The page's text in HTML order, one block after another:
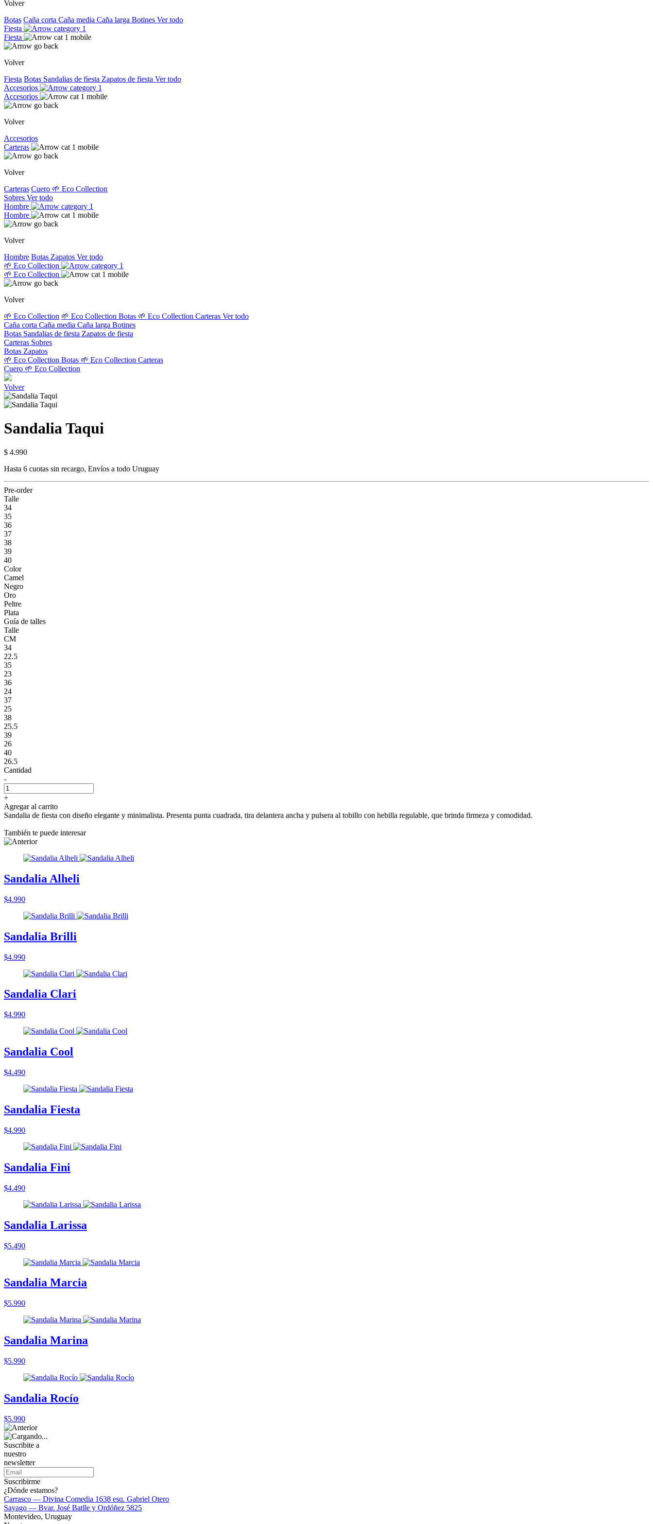
Volver
Botas Caña corta Caña media Caña larga Botines Ver todo
Fiesta
Fiesta
Volver
Fiesta Botas Sandalias de fiesta Zapatos de fiesta Ver todo
Accesorios
Accesorios
Volver
Accesorios
Carteras
Volver
Carteras Cuero 🌱 Eco Collection
Sobres Ver todo
Hombre
Hombre
Volver
Hombre Botas Zapatos Ver todo
🌱 Eco Collection
🌱 Eco Collection
Volver
🌱 Eco Collection 🌱 Eco Collection Botas 🌱 Eco Collection Carteras Ver todo
Caña corta Caña media Caña larga Botines
Botas Sandalias de fiesta Zapatos de fiesta
Carteras Sobres
Botas Zapatos
🌱 Eco Collection Botas 🌱 Eco Collection Carteras
Cuero 🌱 Eco Collection
Volver
Sandalia Taqui
$ 4.990
Hasta 6 cuotas sin recargo, Envíos a todo Uruguay
Pre-order
Talle
34
35
36
37
38
39
40
Color
Camel
Negro
Oro
Peltre
Plata
Guía de talles
Talle
CM
34
22.5
35
23
36
24
37
25
38
25.5
39
26
40
26.5
Cantidad
-
+
Agregar al carrito
Sandalia de fiesta con diseño elegante y minimalista. Presenta punta cuadrada, tira delantera ancha y pulsera al tobillo con hebilla regulable, que brinda firmeza y comodidad.
También te puede interesar
Sandalia Alheli
$4.990
Sandalia Brilli
$4.990
Sandalia Clari
$4.990
Sandalia Cool
$4.490
Sandalia Fiesta
$4.990
Sandalia Fini
$4.490
Sandalia Larissa
$5.490
Sandalia Marcia
$5.990
Sandalia Marina
$5.990
Sandalia Rocío
$5.990
Suscribite a
nuestro
newsletter
Suscribirme
¿Dónde estamos?
Carrasco — Divina Comedia 1638 esq. Gabriel Otero
Sayago — Bvar. José Batlle y Ordóñez 5825
Montevideo, Uruguay